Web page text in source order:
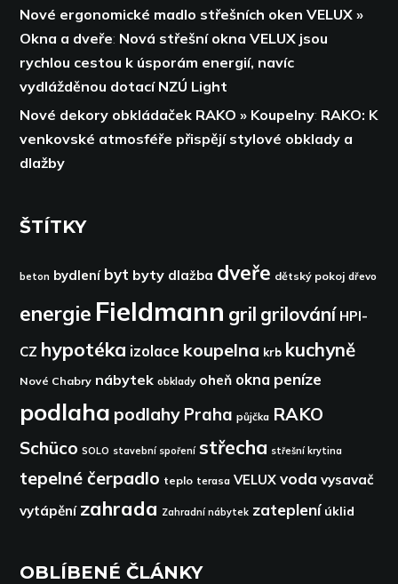
Nové ergonomické madlo střešních oken VELUX »
Okna a dveře: Nová střešní okna VELUX jsou
rychlou cestou k úsporám energií, navíc
vydlážděnou dotací NZÚ Light
Nové dekory obkládaček RAKO » Koupelny: RAKO: K
venkovské atmosféře přispějí stylové obklady a
dlažby
ŠTÍTKY
beton bydlení byt byty dlažba dveře dětský pokoj dřevo
energie Fieldmann gril grilování HPI-
CZ hypotéka izolace koupelna krb kuchyně
Nové Chabry nábytek obklady oheň okna peníze
podlaha podlahy Praha půjčka RAKO
Schüco SOLO stavební spoření střecha střešní krytina
tepelné čerpadlo teplo terasa VELUX voda vysavač
vytápění zahrada Zahradní nábytek zateplení úklid
OBLÍBENÉ ČLÁNKY